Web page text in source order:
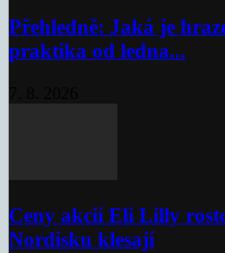
Přehledně: Jaká je
praktika od ledna...
Ceny akcií Eli Lilly
Nordisku klesají